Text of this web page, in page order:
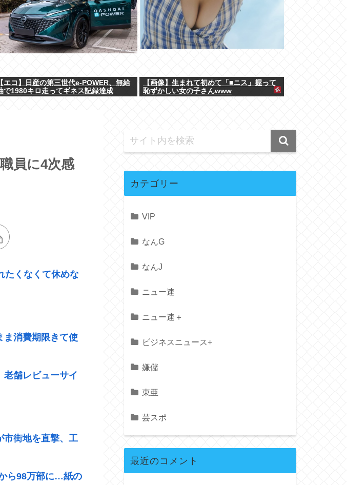
【エコ】日産の第三世代e-POWER、無給
で1980キロ走ってギネス記録達成
【画像】生まれて初めて「■ニス」握って
恥ずかしい女の子さんwww
員に4次感
たくなくて休めな
ま消費期限きて使
老舗レビューサイ
市街地を直撃、工
ら98万部に…紙の
カテゴリー
VIP
なんG
なんJ
ニュー速
ニュー速＋
ビジネスニュース+
嫌儲
東亜
芸スポ
最近のコメント